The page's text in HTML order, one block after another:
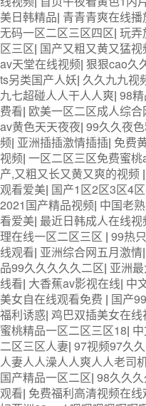
美日韩精品| 青青青爽在线
无码一区二区三区四区| 玩弄
区三区| 国产又粗又黄又猛视
av天堂在线视频| 狠狠cao久
ts另类国产人妖| 久久九九视
九七超碰人人干人人爽| 98
费看| 欧美一区二区成人综合
av黄色天天夜夜| 99久久夜
频| 亚洲插插激情插插| 免费
视频| 一区二区三区免费蜜桃
产,又粗又长又黄又爽的视频 |
观看爱美| 国产1区2区3区4
2021国产精品视频| 中国老
看爱美| 最近日韩成人在线视
理在线一区二区三区 | 99热
线观看| 亚洲综合网五月激情|
品99久久久久久二区| 亚洲
线看| 大香蕉av影视在线| 中
美女自在线观看免费 | 国产
福利诱惑| 鸡巴双插美女在线
蜜桃精品一区二区三区18|
二区三区人妻| 97视频97久
人妻人人澡人人爽人人老司
国产精品一区二区| 98久久
观看| 免费福利高清视频在线